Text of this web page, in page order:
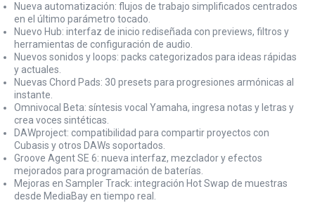
Nueva automatización: flujos de trabajo simplificados centrados
en el último parámetro tocado.
Nuevo Hub: interfaz de inicio rediseñada con previews, filtros y
herramientas de configuración de audio.
Nuevos sonidos y loops: packs categorizados para ideas rápidas
y actuales.
Nuevas Chord Pads: 30 presets para progresiones armónicas al
instante.
Omnivocal Beta: síntesis vocal Yamaha, ingresa notas y letras y
crea voces sintéticas.
DAWproject: compatibilidad para compartir proyectos con
Cubasis y otros DAWs soportados.
Groove Agent SE 6: nueva interfaz, mezclador y efectos
mejorados para programación de baterías.
Mejoras en Sampler Track: integración Hot Swap de muestras
desde MediaBay en tiempo real.